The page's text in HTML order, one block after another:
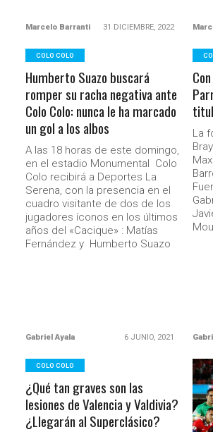
Marcelo Barranti 31 DICIEMBRE, 2022
COLO COLO
Humberto Suazo buscará
romper su racha negativa ante
Colo Colo: nunca le ha marcado
un gol a los albos
A las 18 horas de este domingo,
en el estadio Monumental Colo
Colo recibirá a Deportes La
Serena, con la presencia en el
cuadro visitante de dos de los
jugadores íconos en los últimos
años del «Cacique» : Matías
Fernández y Humberto Suazo
Gabriel Ayala 6 JUNIO, 2021
La
COLO COLO
¿Qué tan graves son las
lesiones de Valencia y Valdivia?
¿Llegarán al Superclásico?